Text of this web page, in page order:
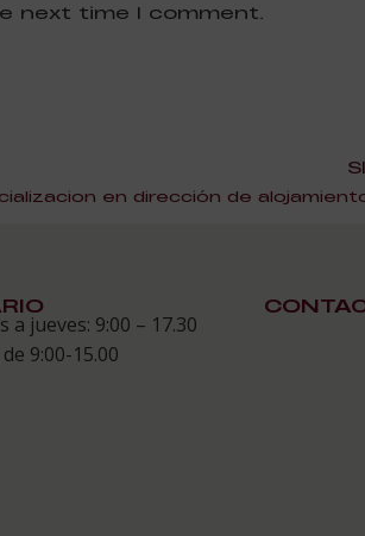
next time I comment.
a jueves: 9:00 – 17.30
9:00-15.00